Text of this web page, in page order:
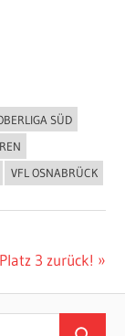
SÜD
VFL OSNABRÜCK
3 zurück!